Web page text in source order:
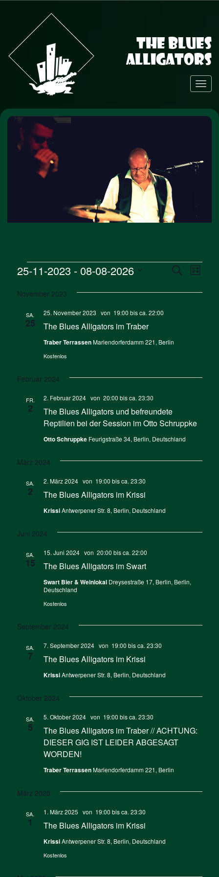
The Blues
Alligators
Toggle
Veranstaltungen
Suche
SucheListe
25-11-2023 - 08-08-2026
wählen.
November 2023
SA.
25 The Blues Alligators im Traber
25. November 2023 von 19:00 bis ca. 22:00
Traber TerrassenMariendorferdamm 221, Berlin
Kostenlos
Februar 2024
FR.
2
The Blues Alligators und befreundete
Reptilien bei der Session im Otto Schruppke
2. Februar 2024 von 20:00 bis ca. 23:30
Otto Schruppke Feurigstraße 34, Berlin, Deutschland
März 2024
SA.
2 The Blues Alligators im Krissi
2. März 2024 von 19:00 bis ca. 23:30
KrissiAntwerpener Str. 8, Berlin, Deutschland
Juni 2024
SA.
15 The Blues Alligators im Swart
15. Juni 2024 von 20:00 bis ca. 22:00
Swart Bier & Weinlokal Dreysestraße 17, Berlin, Berlin,
Deutschland
Kostenlos
September 2024
SA.
7 The Blues Alligators im Krissi
7. September 2024 von 19:00 bis ca. 23:30
KrissiAntwerpener Str. 8, Berlin, Deutschland
Oktober 2024
SA.
5
The Blues Alligators im Traber // ACHTUNG:
DIESER GIG IST LEIDER ABGESAGT
WORDEN!
5. Oktober 2024 von 19:00 bis ca. 23:30
Traber TerrassenMariendorferdamm 221, Berlin
März 2025
SA.
1 The Blues Alligators im Krissi
1. März 2025 von 19:00 bis ca. 23:30
KrissiAntwerpener Str. 8, Berlin, Deutschland
Kostenlos